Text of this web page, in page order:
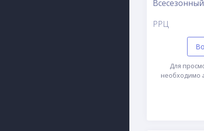
Всесезонный
РРЦ
Для
необходимо